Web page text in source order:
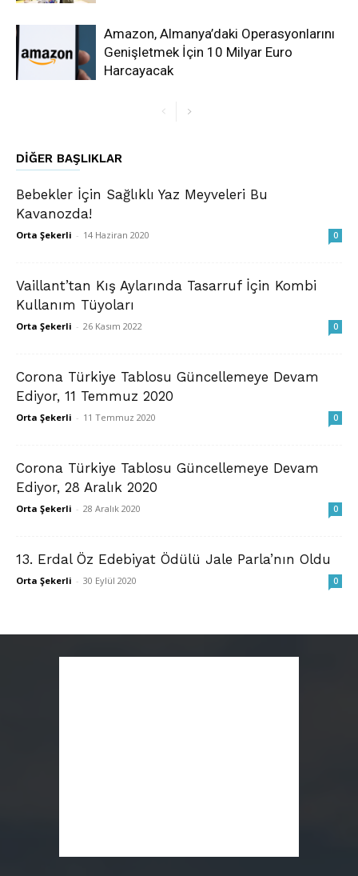
Amazon, Almanya’daki Operasyonlarını
Genişletmek İçin 10 Milyar Euro
Harcayacak
DIĞER BAŞLIKLAR
Bebekler İçin Sağlıklı Yaz Meyveleri Bu
Kavanozda!
Orta Şekerli - 14 Haziran 2020 0
Vaillant’tan Kış Aylarında Tasarruf İçin Kombi
Kullanım Tüyoları
Orta Şekerli - 26 Kasım 2022 0
Corona Türkiye Tablosu Güncellemeye Devam
Ediyor, 11 Temmuz 2020
Orta Şekerli - 11 Temmuz 2020 0
Corona Türkiye Tablosu Güncellemeye Devam
Ediyor, 28 Aralık 2020
Orta Şekerli - 28 Aralık 2020 0
13. Erdal Öz Edebiyat Ödülü Jale Parla’nın Oldu
Orta Şekerli - 30 Eylül 2020 0